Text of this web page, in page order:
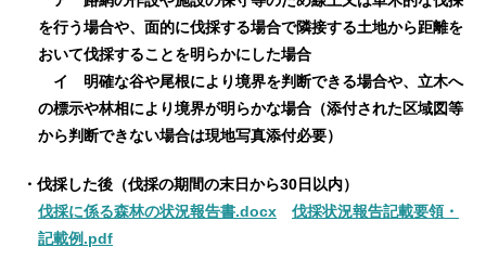
を行う場合や、面的に伐採する場合で隣接する土地から距離を
おいて伐採することを明らかにした場合
イ 明確な谷や尾根により境界を判断できる場合や、立木へ
の標示や林相により境界が明らかな場合（添付された区域図等
から判断できない場合は現地写真添付必要）
・伐採した後（伐採の期間の末日から30日以内）
伐採に係る森林の状況報告書.docx
伐採状況報告記載要領・
記載例.pdf